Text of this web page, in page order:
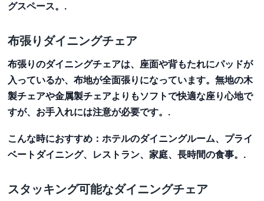
グスペース。.
布張りダイニングチェア
布張りのダイニングチェアは、座面や背もたれにパッドが
入っているか、布地が全面張りになっています。無地の木
製チェアや金属製チェアよりもソフトで快適な座り心地で
すが、お手入れには注意が必要です。.
こんな時におすすめ ：ホテルのダイニングルーム、プライ
ベートダイニング、レストラン、家庭、長時間の食事。.
スタッキング可能なダイニングチェア